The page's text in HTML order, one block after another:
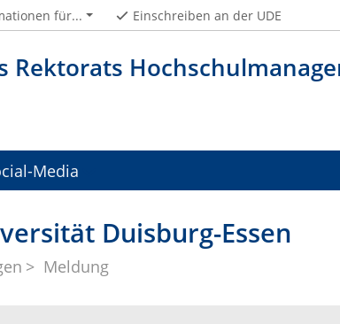
Rektorats
für... Einschreiben an der UDE
Media
Duisburg-Essen
Meldung